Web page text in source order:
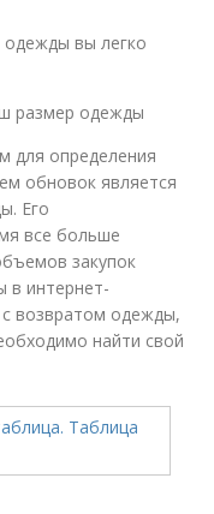
вы легко
размер одежды
для определения
обновок является
Его
все больше
закупок
в интернет-
возвратом одежды,
найти свой